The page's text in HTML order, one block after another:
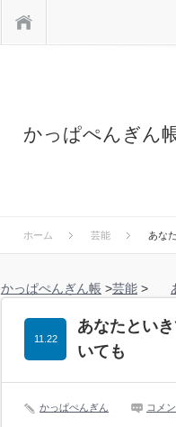
かっぱぺんぎん
ホーム 芸能 あな
かっぱぺんぎん帳 >芸能 >
あなたとい
いても
11.22
かっぱぺんぎん コメ